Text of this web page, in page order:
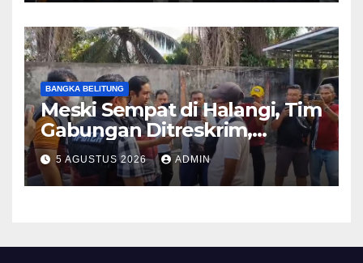
BANGKA BELITUNG
Meski Sempat di Halangi, Tim
Gabungan Ditreskrim,
Berhasil untuk
Mengamankan Biji Timah
Ilegal Sebanyak 53 Ton
5 AGUSTUS 2026 ADMIN